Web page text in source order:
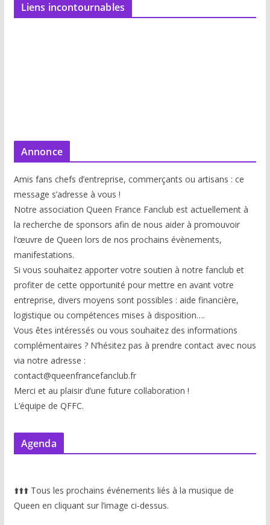
Liens incontournables
Annonce
Amis fans chefs d’entreprise, commerçants ou artisans : ce
message s’adresse à vous !
Notre association Queen France Fanclub est actuellement à
la recherche de sponsors afin de nous aider à promouvoir
l’œuvre de Queen lors de nos prochains évènements,
manifestations.
Si vous souhaitez apporter votre soutien à notre fanclub et
profiter de cette opportunité pour mettre en avant votre
entreprise, divers moyens sont possibles : aide financière,
logistique ou compétences mises à disposition….
Vous êtes intéressés ou vous souhaitez des informations
complémentaires ? N’hésitez pas à prendre contact avec nous
via notre adresse :
contact@queenfrancefanclub.fr
Merci et au plaisir d’une future collaboration !
L’équipe de QFFC.
Agenda
⬆️⬆️⬆️ Tous les prochains événements liés à la musique de
Queen en cliquant sur l’image ci-dessus.